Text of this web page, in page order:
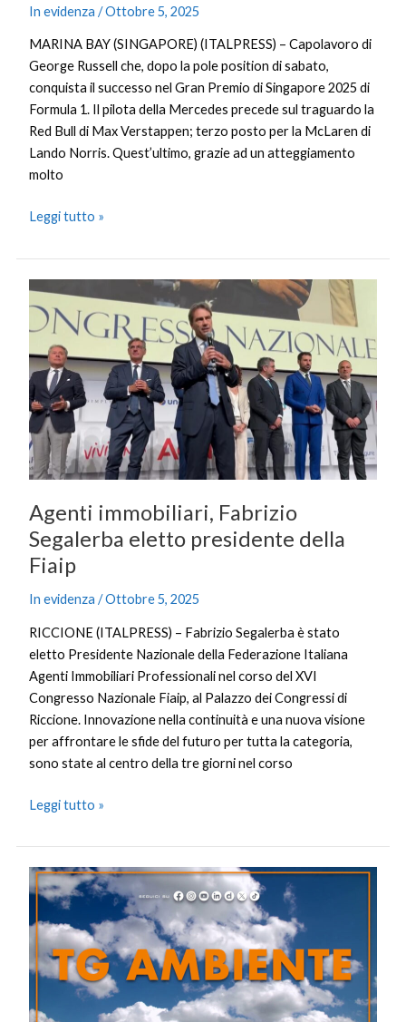
In evidenza /Ottobre 5, 2025
MARINA BAY (SINGAPORE) (ITALPRESS) – Capolavoro di
George Russell che, dopo la pole position di sabato,
conquista il successo nel Gran Premio di Singapore 2025 di
Formula 1. Il pilota della Mercedes precede sul traguardo la
Red Bull di Max Verstappen; terzo posto per la McLaren di
Lando Norris. Quest’ultimo, grazie ad un atteggiamento
molto
Leggi tutto »
Agenti immobiliari, Fabrizio
Segalerba eletto presidente della
Fiaip
In evidenza /Ottobre 5, 2025
RICCIONE (ITALPRESS) – Fabrizio Segalerba è stato
eletto Presidente Nazionale della Federazione Italiana
Agenti Immobiliari Professionali nel corso del XVI
Congresso Nazionale Fiaip, al Palazzo dei Congressi di
Riccione. Innovazione nella continuità e una nuova visione
per affrontare le sfide del futuro per tutta la categoria,
sono state al centro della tre giorni nel corso
Agenti
immobiliari,
Fabrizio
Segalerba
eletto
presidente
della
Fiaip
Leggi tutto »
Tg
Ambiente
–
5/10/2025